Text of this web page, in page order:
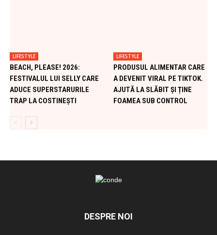
LIFESTYLE
BEACH, PLEASE! 2026:
FESTIVALUL LUI SELLY CARE
ADUCE SUPERSTARURILE
TRAP LA COSTINEȘTI
LIFESTYLE
PRODUSUL ALIMENTAR CARE
A DEVENIT VIRAL PE TIKTOK.
AJUTĂ LA SLĂBIT ȘI ȚINE
FOAMEA SUB CONTROL
DESPRE NOI